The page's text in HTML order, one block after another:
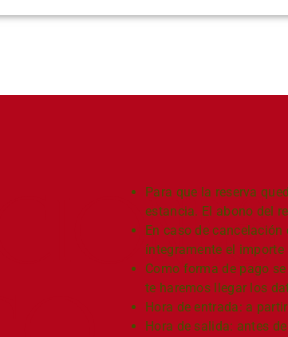
Para que la reserva
estancia. El abono del
En caso de
íntegramente el
Como forma de pago
te haremos llegar los
Hora de entrada: a
Hora de salida: antes